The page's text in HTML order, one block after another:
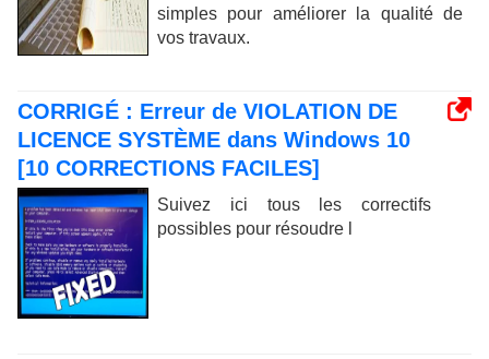
simples pour améliorer la qualité de
vos travaux.
CORRIGÉ : Erreur de VIOLATION DE
LICENCE SYSTÈME dans Windows 10
[10 CORRECTIONS FACILES]
Suivez ici tous les correctifs
possibles pour résoudre l